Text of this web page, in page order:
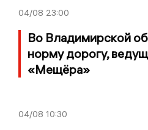
04/08 23:00
Во Владимирской
норму дорогу,
«Мещёра»
04/08 10:30